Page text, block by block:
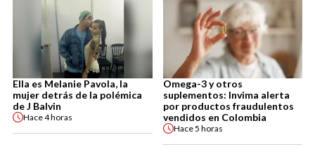
Ella es Melanie Pavola, la
mujer detrás de la polémica
de J Balvin
Hace4 horas
Omega-3 y otros
suplementos: Invima alerta
por productos fraudulentos
vendidos en Colombia
Hace5 horas